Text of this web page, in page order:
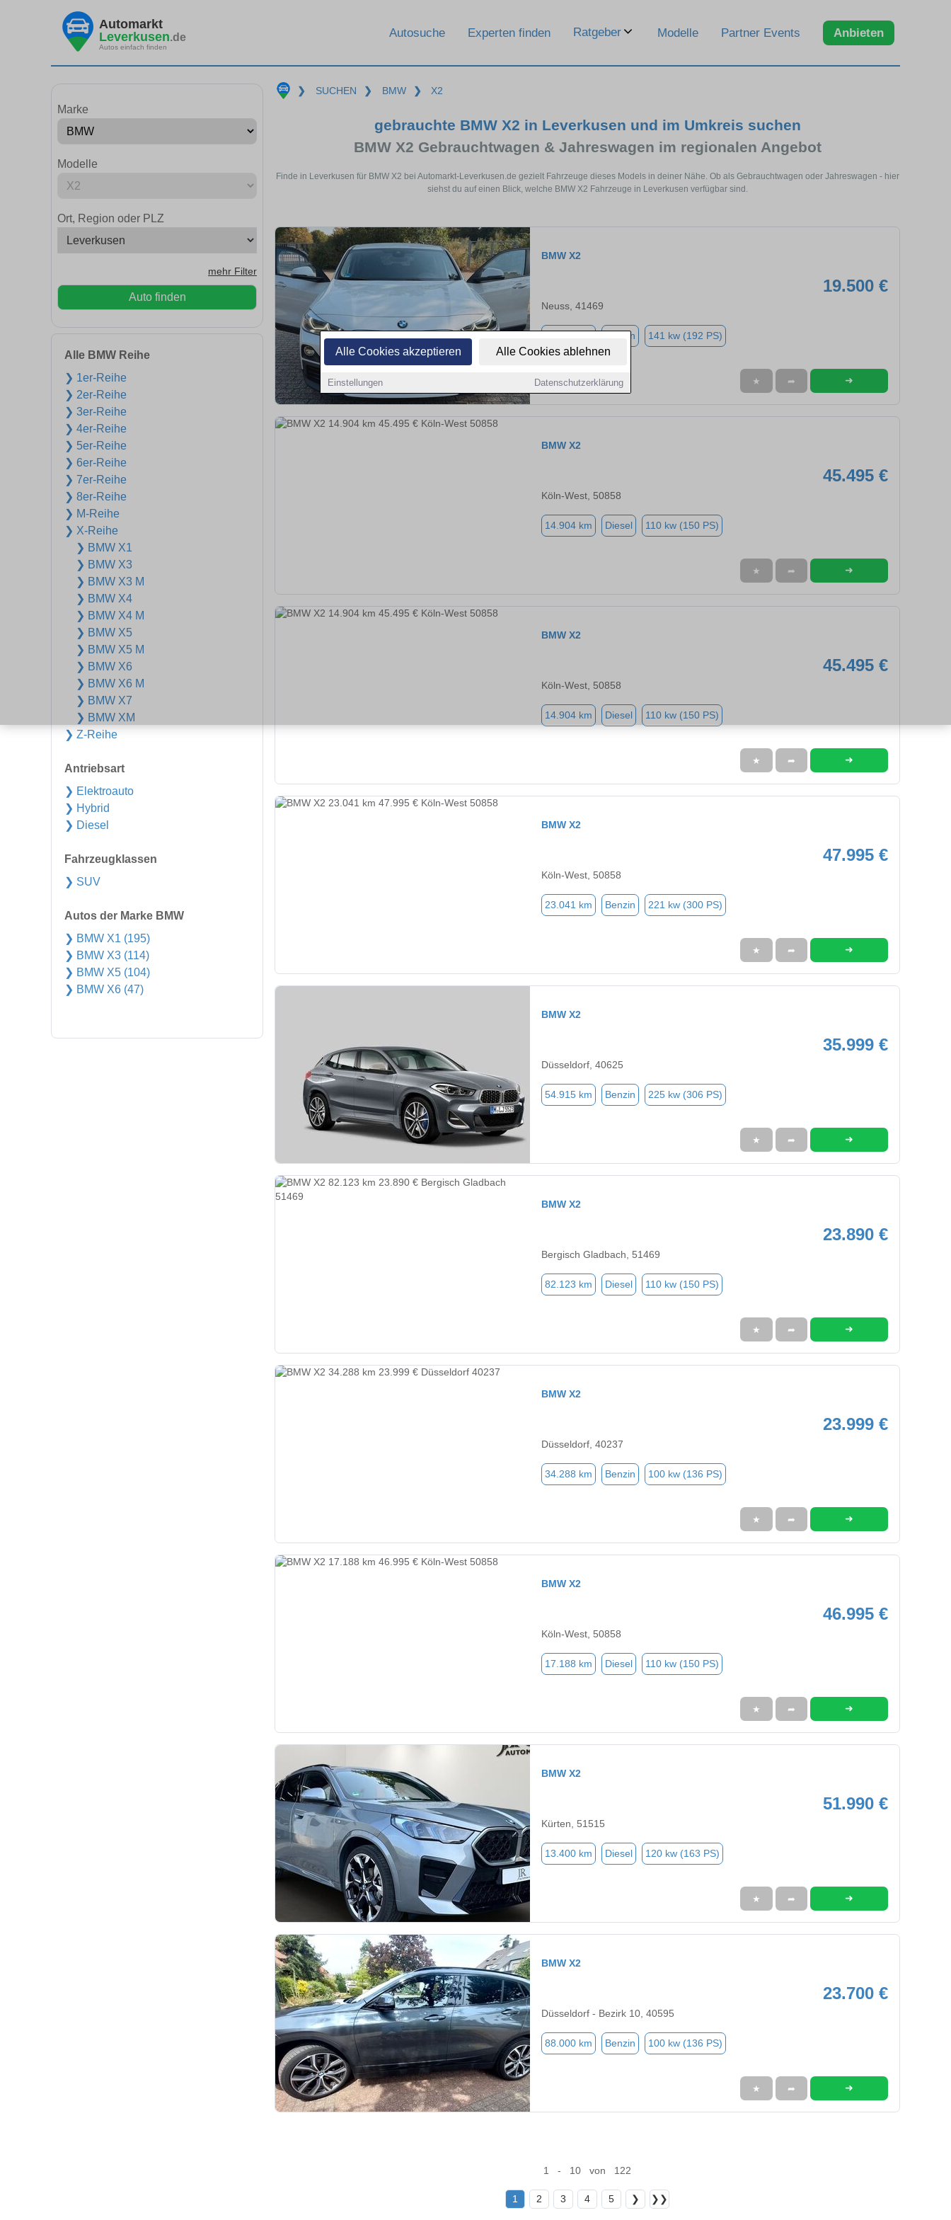
Alle Cookies akzeptieren Alle Cookies ablehnen
Einstellungen Datenschutzerklärung
Automarkt
Leverkusen.de
Autos einfach finden
Autosuche Experten finden Ratgeber Modelle Partner Events Anbieten
Marke
Modelle
Ort, Region oder PLZ
mehr Filter
Auto finden
Alle BMW Reihe
❯ 1er-Reihe
❯ 2er-Reihe
❯ 3er-Reihe
❯ 4er-Reihe
❯ 5er-Reihe
❯ 6er-Reihe
❯ 7er-Reihe
❯ 8er-Reihe
❯ M-Reihe
❯ X-Reihe
❯ BMW X1
❯ BMW X3
❯ BMW X3 M
❯ BMW X4
❯ BMW X4 M
❯ BMW X5
❯ BMW X5 M
❯ BMW X6
❯ BMW X6 M
❯ BMW X7
❯ BMW XM
❯ Z-Reihe
Antriebsart
❯ Elektroauto
❯ Hybrid
❯ Diesel
Fahrzeugklassen
❯ SUV
Autos der Marke BMW
❯ BMW X1 (195)
❯ BMW X3 (114)
❯ BMW X5 (104)
❯ BMW X6 (47)
❯ SUCHEN ❯ BMW ❯ X2
gebrauchte BMW X2 in Leverkusen und im Umkreis suchen
BMW X2 Gebrauchtwagen & Jahreswagen im regionalen Angebot
Finde in Leverkusen für BMW X2 bei Automarkt-Leverkusen.de gezielt Fahrzeuge dieses Models in deiner Nähe. Ob als Gebrauchtwagen oder Jahreswagen - hier
siehst du auf einen Blick, welche BMW X2 Fahrzeuge in Leverkusen verfügbar sind.
BMW X2
19.500 €
Neuss, 41469
Benzin 141 kw (192 PS)
★ ➦ ➜
BMW X2
45.495 €
Köln-West, 50858
14.904 km Diesel 110 kw (150 PS)
★ ➦ ➜
BMW X2
45.495 €
Köln-West, 50858
14.904 km Diesel 110 kw (150 PS)
★ ➦ ➜
BMW X2
47.995 €
Köln-West, 50858
23.041 km Benzin 221 kw (300 PS)
★ ➦ ➜
BMW X2
35.999 €
Düsseldorf, 40625
54.915 km Benzin 225 kw (306 PS)
★ ➦ ➜
BMW X2
23.890 €
Bergisch Gladbach, 51469
82.123 km Diesel 110 kw (150 PS)
★ ➦ ➜
BMW X2
23.999 €
Düsseldorf, 40237
34.288 km Benzin 100 kw (136 PS)
★ ➦ ➜
BMW X2
46.995 €
Köln-West, 50858
17.188 km Diesel 110 kw (150 PS)
★ ➦ ➜
BMW X2
51.990 €
Kürten, 51515
13.400 km Diesel 120 kw (163 PS)
★ ➦ ➜
BMW X2
23.700 €
Düsseldorf - Bezirk 10, 40595
88.000 km Benzin 100 kw (136 PS)
★ ➦ ➜
1 - 10 von 122
1 2 3 4 5 ❯ ❯❯